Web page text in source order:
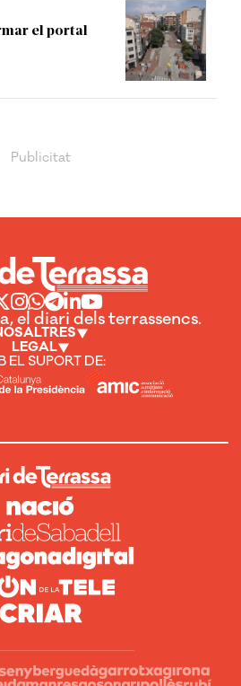
el portal
el diari dels terrassencs.
LEGAL
EL SUPORT DE: